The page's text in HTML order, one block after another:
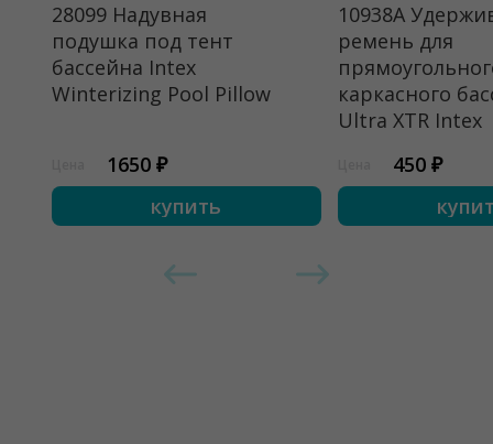
28099 Надувная
подушка под тент
бассейна Intex
Winterizing Pool Pillow
1650 ₽
купить
10938A
ремень для
каркасного
Ultra XTR Intex
450 ₽